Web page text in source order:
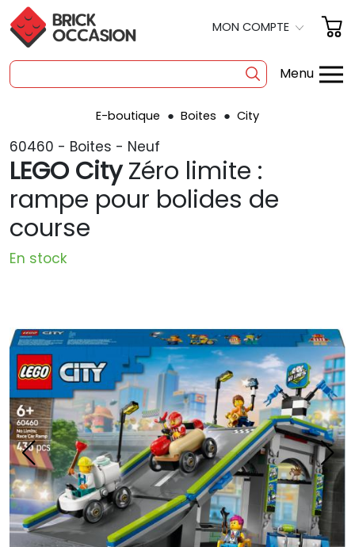
MON COMPTE
Menu
SHOP
BOITES
À LA PIÈCE
A PROPOS
ACTUALITÉS
ANNIVERSAIRE
BONS CADEAUX
CONTACT
E-boutique Boites City
60460 - Boites - Neuf
LEGO CityZéro limite :
rampe pour bolides de
course
En stock